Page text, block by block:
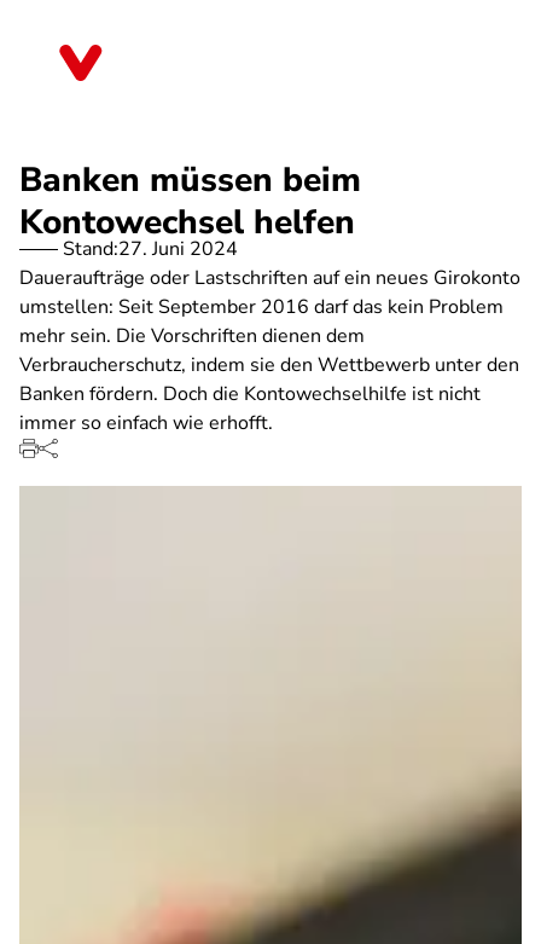
Banken müssen beim
Kontowechsel helfen
Stand:27. Juni 2024
Daueraufträge oder Lastschriften auf ein neues Girokonto
umstellen: Seit September 2016 darf das kein Problem
mehr sein. Die Vorschriften dienen dem
Verbraucherschutz, indem sie den Wettbewerb unter den
Banken fördern. Doch die Kontowechselhilfe ist nicht
immer so einfach wie erhofft.